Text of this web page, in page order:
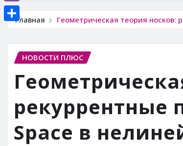
Главная Геометрическая теория носков:
НОВОСТИ ПЛЮС
рекуррентные
Space в
Viber